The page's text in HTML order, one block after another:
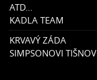
ATD...
KADLA TEAM
KRVAVÝ ZÁDA
SIMPSONOVI TIŠNOV